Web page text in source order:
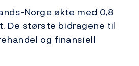
Norge økte med 0,8
De største bidragene til
og finansiell